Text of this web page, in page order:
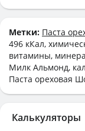
Метки: Паста
496 кКал,
витамины,
Милк Альмонд,
Паста ореховая
Калькуляторы